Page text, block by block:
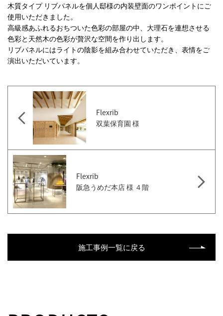
木質タイプ リブパネルを個人邸様の内装壁面のワンポイントにご
使用いただきました。
高級感あふれるおちついた色彩の部屋の中、大理石を連想させる
色彩と天然木の色彩が贅沢な空間を作り出します。
リブパネルにはライトの陰影を組み合わせていただき、表情をご
演出いただいています。
Flexrib
双葉保育園 様
Flexrib
阪急うめだ本店 様 ４階
施工事例一覧に戻る